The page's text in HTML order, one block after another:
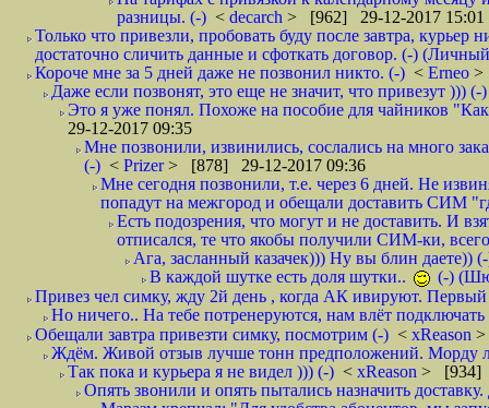
разницы. (-) < decarch > [962] 29-12-2017 15:01
Только что привезли, пробовать буду после завтра,
достаточно сличить данные и сфоткать договор. (-)
Короче мне за 5 дней даже не позвонил никто. (-) < Erneo >
Даже если позвонят, это еще не значит, что привезут ))) (-)
Это я уже понял. Похоже на пособие для чайников
29-12-2017 09:35
Мне позвонили, извинились, сослались на много
(-) < Prizer> [878] 29-12-2017 09:36
Мне сегодня позвонили, т.е. через 6 дней. Не
попадут на межгород и обещали доставить СИМ
Есть подозрения, что могут и не доставить. И
отписался, те что якобы получили СИМ-ки,
Ага, засланный казачек))) Ну вы блин даете))
В каждой шутке есть доля шутки..
(-)
Привез чел симку, жду 2й день , когда АК ивируют. Первый
Но ничего.. На тебе потренеруются, нам влёт подключать
Обещали завтра привезти симку, посмотрим (-) < xReason
Ждём. Живой отзыв лучше тонн предположений. Морду
Так пока и курьера я не видел ))) (-) < xReason > [934]
Опять звонили и опять пытались назначить